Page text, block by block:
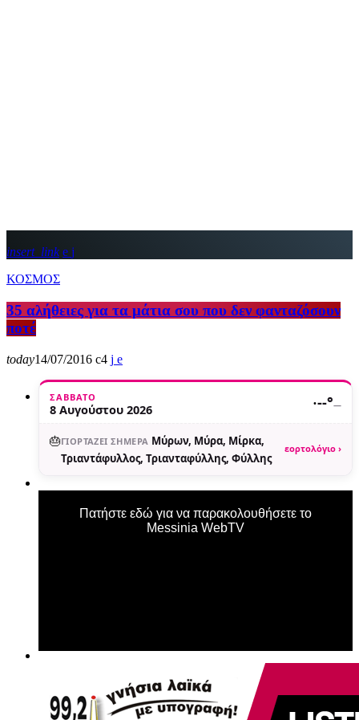
insert_link
ΚΟΣΜΟΣ
35 αλήθειες για τα μάτια σου που δεν φανταζόσουν
ποτέ
today14/07/2016 4
ΣΆΒΒΑΤΟ
8 Αυγούστου 2026 ·--°—
🎂ΓΙΟΡΤΆΖΕΙ ΣΉΜΕΡΑ Μύρων, Μύρα, Μίρκα,
Τριαντάφυλλος, Τριανταφύλλης, Φύλλης
εορτολόγιο ›
Πατήστε εδώ για να παρακολουθήσετε το
Messinia WebTV